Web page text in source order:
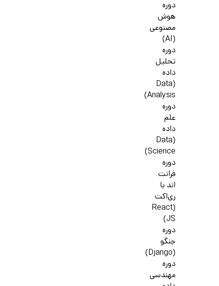
دوره
هوش
مصنوعی
(AI)
دوره
تحلیل
داده
(Data
Analysis)
دوره
علم
داده
(Data
Science)
دوره
فرانت
اند با
ری‌اکت
(React
JS)
دوره
جنگو
(Django)
دوره
مهندسی